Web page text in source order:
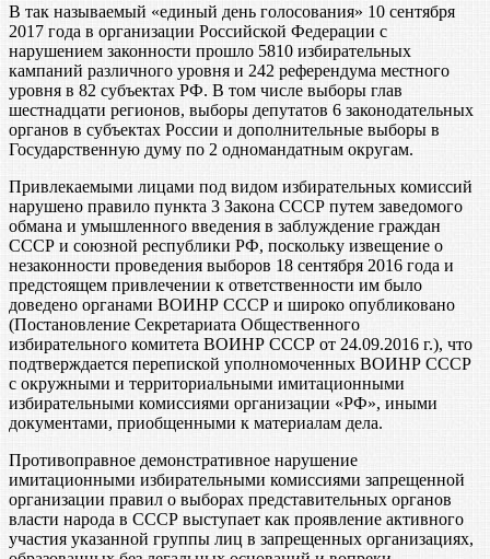
В так называемый «единый день голосования» 10 сентября
2017 года в организации Российской Федерации с
нарушением законности прошло 5810 избирательных
кампаний различного уровня и 242 референдума местного
уровня в 82 субъектах РФ. В том числе выборы глав
шестнадцати регионов, выборы депутатов 6 законодательных
органов в субъектах России и дополнительные выборы в
Государственную думу по 2 одномандатным округам.
Привлекаемыми лицами под видом избирательных комиссий
нарушено правило пункта 3 Закона СССР путем заведомого
обмана и умышленного введения в заблуждение граждан
СССР и союзной республики РФ, поскольку извещение о
незаконности проведения выборов 18 сентября 2016 года и
предстоящем привлечении к ответственности им было
доведено органами ВОИНР СССР и широко опубликовано
(Постановление Секретариата Общественного
избирательного комитета ВОИНР СССР от 24.09.2016 г.), что
подтверждается перепиской уполномоченных ВОИНР СССР
с окружными и территориальными имитационными
избирательными комиссиями организации «РФ», иными
документами, приобщенными к материалам дела.
Противоправное демонстративное нарушение
имитационными избирательными комиссиями запрещенной
организации правил о выборах представительных органов
власти народа в СССР выступает как проявление активного
участия указанной группы лиц в запрещенных организациях,